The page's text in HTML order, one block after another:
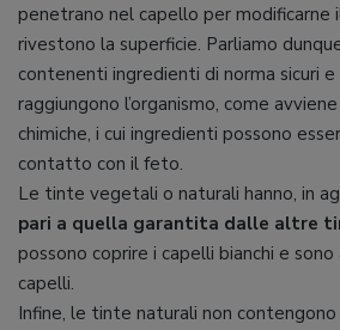
penetrano nel capello per modificarne
rivestono la superficie. Parliamo
contenenti ingredienti di norma sicuri e
raggiungono l’organismo, come
chimiche, i cui ingredienti possono
contatto con il feto.
Le tinte vegetali o naturali hanno, in
pari a quella garantita dalle altre
possono coprire i capelli bianchi e
capelli.
Infine, le tinte naturali non